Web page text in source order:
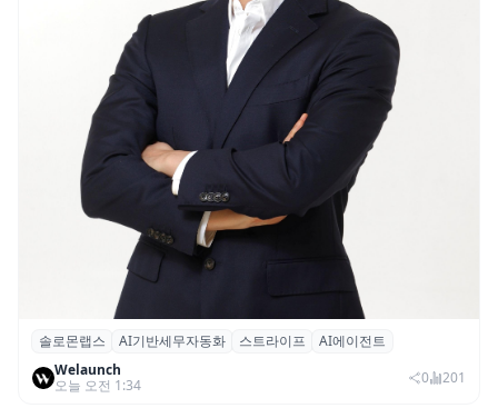
솔로몬랩스, 스트라이프 출신 이창헌 영입…
절세 전략 AI 에이전트 개발 본격화
솔로몬랩스 AI기반세무자동화 스트라이프
AI에이전트
Welaunch
오늘 오전 1:34
0 201